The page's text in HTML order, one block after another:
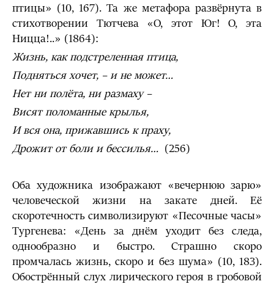
птицы» (10, 167). Та же метафора развёрнута в
стихотворении Тютчева «О, этот Юг! О, эта
Ницца!..» (1864):
Жизнь, как подстреленная птица,
Подняться хочет, – и не может…
Нет ни полёта, ни размаху –
Висят поломанные крылья,
И вся она, прижавшись к праху,
Дрожит от боли и бессилья… (256)
Оба художника изображают «вечернюю зарю»
человеческой жизни на закате дней. Её
скоротечность символизируют «Песочные часы»
Тургенева: «День за днём уходит без следа,
однообразно и быстро. Страшно скоро
промчалась жизнь, скоро и без шума» (10, 183).
Обострённый слух лирического героя в гробовой